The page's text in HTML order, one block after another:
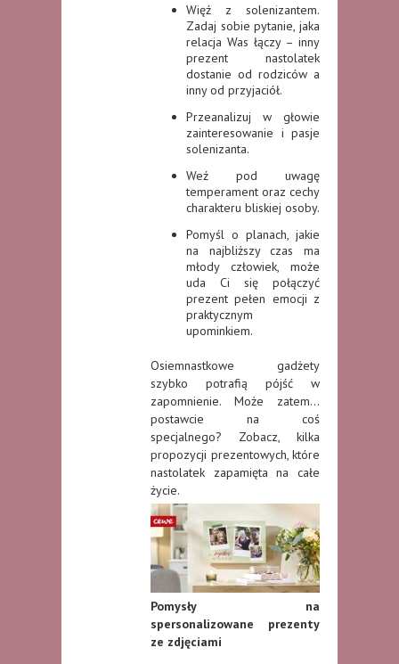
Więź z solenizantem.
Zadaj sobie pytanie, jaka
relacja Was łączy – inny
prezent nastolatek
dostanie od rodziców a
inny od przyjaciół.
Przeanalizuj w głowie
zainteresowanie i pasje
solenizanta.
Weź pod uwagę
temperament oraz cechy
charakteru bliskiej osoby.
Pomyśl o planach, jakie
na najbliższy czas ma
młody człowiek, może
uda Ci się połączyć
prezent pełen emocji z
praktycznym
upominkiem.
Osiemnastkowe gadżety
szybko potrafią pójść w
zapomnienie. Może zatem…
postawcie na coś
specjalnego? Zobacz, kilka
propozycji prezentowych, które
nastolatek zapamięta na całe
życie.
Pomysły na
spersonalizowane prezenty
ze zdjęciami